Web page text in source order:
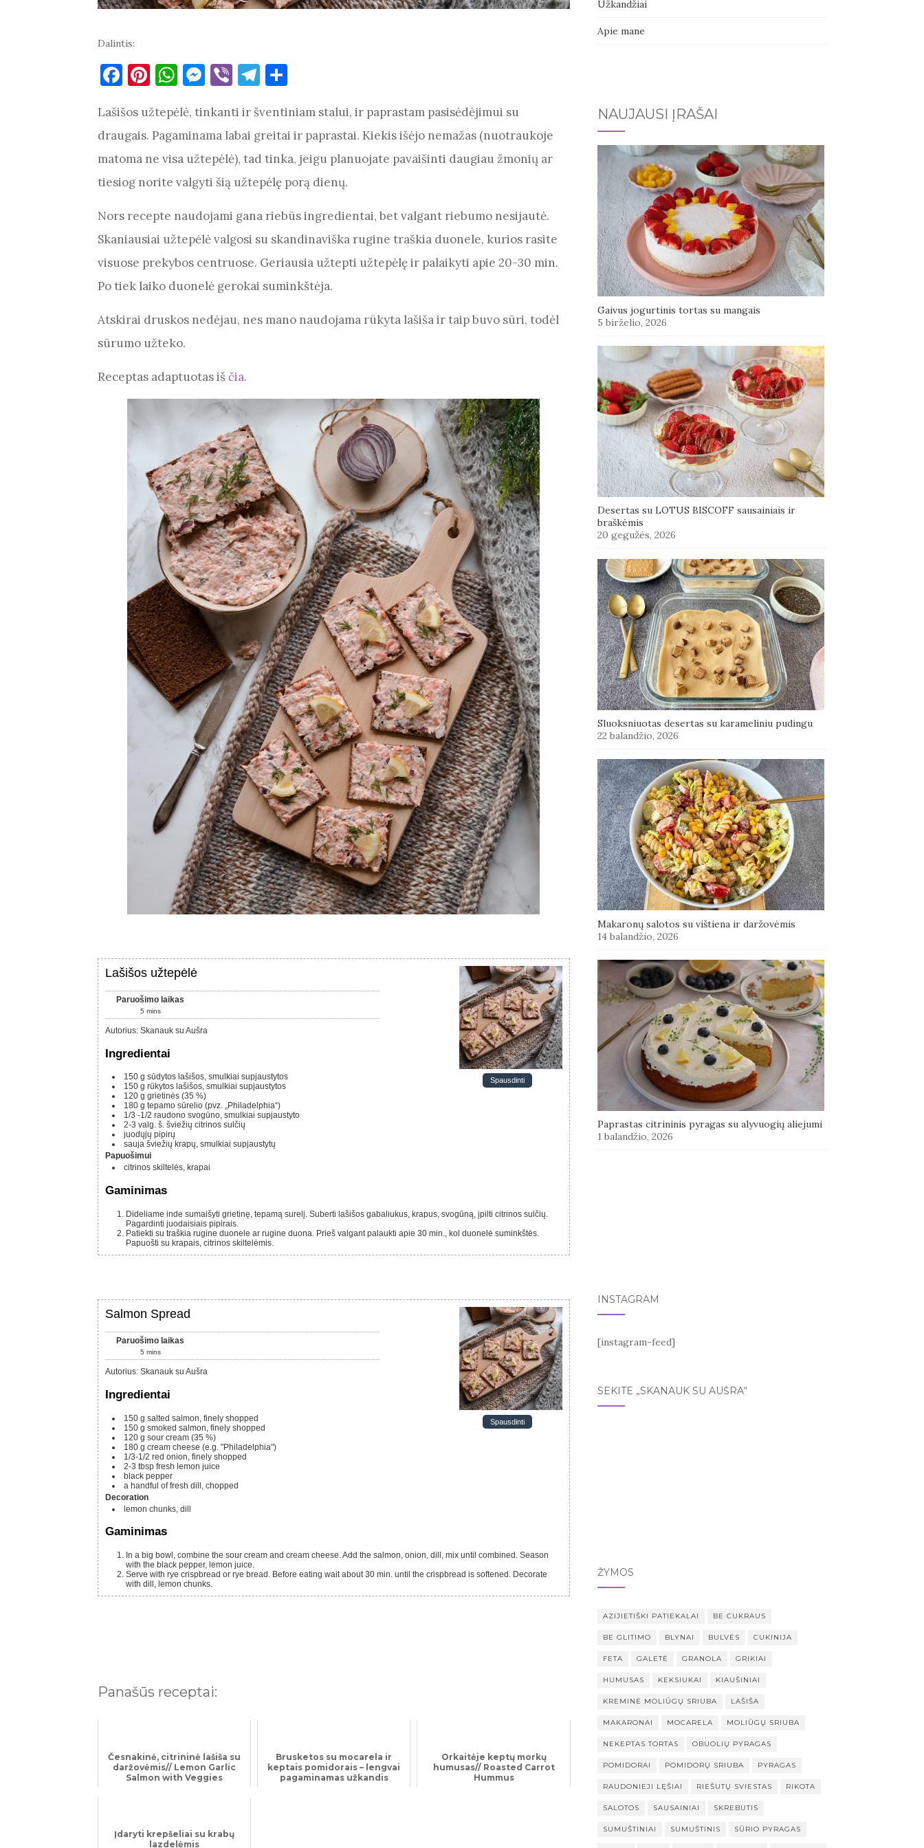
Dalintis:
F
c
e
b
o
o
k
Pi
er
es
t
W
at
s
A
p
p
M
se
n
g
er
Vi
er
T
e
gr
a
m
ar
e
Lašišos užtepėlė, tinkanti ir šventiniam stalui, ir paprastam pasisėdėjimui su
draugais. Pagaminama labai greitai ir paprastai. Kiekis išėjo nemažas (nuotraukoje
matoma ne visa užtepėlė), tad tinka, jeigu planuojate pavaišinti daugiau žmonių ar
tiesiog norite valgyti šią užtepėlę porą dienų.
Nors recepte naudojami gana riebūs ingredientai, bet valgant riebumo nesijautė.
Skaniausiai užtepėlė valgosi su skandinaviška rugine traškia duonele, kurios rasite
visuose prekybos centruose. Geriausia užtepti užtepėlę ir palaikyti apie 20-30 min.
Po tiek laiko duonelė gerokai suminkštėja.
Atskirai druskos nedėjau, nes mano naudojama rūkyta lašiša ir taip buvo sūri, todėl
sūrumo užteko.
Receptas adaptuotas iš čia.
Spausdinti
Lašišos užtepėlė
Paruošimo laikas
5 mins
Autorius: Skanauk su Aušra
Ingredientai
150 g sūdytos lašišos, smulkiai supjaustytos
150 g rūkytos lašišos, smulkiai supjaustytos
120 g grietinės (35 %)
180 g tepamo sūrelio (pvz. „Philadelphia“)
1/3 -1/2 raudono svogūno, smulkiai supjaustyto
2-3 valg. š. šviežių citrinos sulčių
juodųjų pipirų
sauja šviežių krapų, smulkiai supjaustytų
Papuošimui
citrinos skiltelės, krapai
Gaminimas
Dideliame inde sumaišyti grietinę, tepamą surelį. Suberti lašišos gabaliukus, krapus, svogūną, įpilti citrinos sulčių.
Pagardinti juodaisiais pipirais.
Patiekti su traškia rugine duonele ar rugine duona. Prieš valgant palaukti apie 30 min., kol duonelė suminkštės.
Papuošti su krapais, citrinos skiltelėmis.
Spausdinti
Salmon Spread
Paruošimo laikas
5 mins
Autorius: Skanauk su Aušra
Ingredientai
150 g salted salmon, finely shopped
150 g smoked salmon, finely shopped
120 g sour cream (35 %)
180 g cream cheese (e.g. "Philadelphia")
1/3-1/2 red onion, finely shopped
2-3 tbsp fresh lemon juice
black pepper
a handful of fresh dill, chopped
Decoration
lemon chunks, dill
Gaminimas
with the black pepper, lemon juice.
Serve with rye crispbread or rye bread. Before eating wait about 30 min. until the crispbread is softened. Decorate
with dill, lemon chunks.
Panašūs receptai:
Česnakinė, citrininė lašiša su
daržovėmis// Lemon Garlic
Salmon with Veggies
Brusketos su mocarela ir
keptais pomidorais – lengvai
pagaminamas užkandis
Orkaitėje keptų morkų
humusas// Roasted Carrot
Hummus
Įdaryti krepšeliai su krabų
lazdelėmis
Užkandžiai
Apie mane
NAUJAUSI ĮRAŠAI
Gaivus jogurtinis tortas su mangais
5 birželio, 2026
Desertas su LOTUS BISCOFF sausainiais ir
braškėmis
20 gegužės, 2026
Sluoksniuotas desertas su karameliniu pudingu
22 balandžio, 2026
Makaronų salotos su vištiena ir daržovėmis
14 balandžio, 2026
Paprastas citrininis pyragas su alyvuogių aliejumi
1 balandžio, 2026
INSTAGRAM
[instagram-feed]
SEKITE „SKANAUK SU AUŠRA“
ŽYMOS
AZIJIETIŠKI PATIEKALAI BE CUKRAUS
BE GLITIMO BLYNAI BULVĖS CUKINIJA
FETA GALETĖ GRANOLA GRIKIAI
HUMUSAS KEKSIUKAI KIAUŠINIAI
KREMINĖ MOLIŪGŲ SRIUBA LAŠIŠA
MAKARONAI MOCARELA MOLIŪGŲ SRIUBA
NEKEPTAS TORTAS OBUOLIŲ PYRAGAS
POMIDORAI POMIDORŲ SRIUBA PYRAGAS
RAUDONIEJI LĘŠIAI RIEŠUTŲ SVIESTAS RIKOTA
SALOTOS SAUSAINIAI SKREBUTIS
SUMUŠTINIAI SUMUŠTINIS SŪRIO PYRAGAS